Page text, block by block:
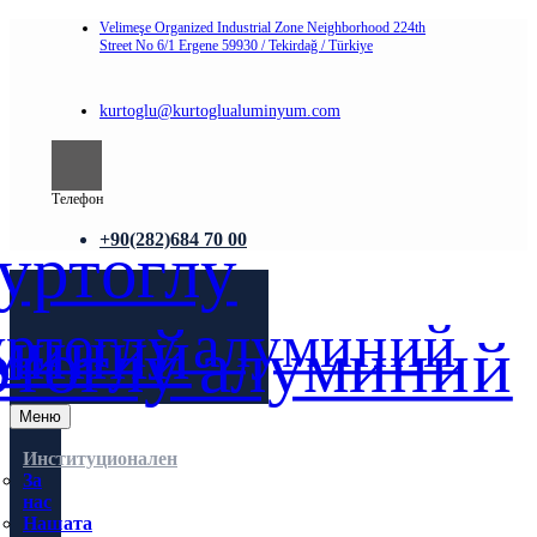
Velimeşe Organized Industrial Zone Neighborhood 224th
Street No 6/1 Ergene 59930 / Tekirdağ / Türkiye
kurtoglu@kurtoglualuminyum.com
Телефон
+90(282)684 70 00
Меню
Институционален
За
нас
Нашата